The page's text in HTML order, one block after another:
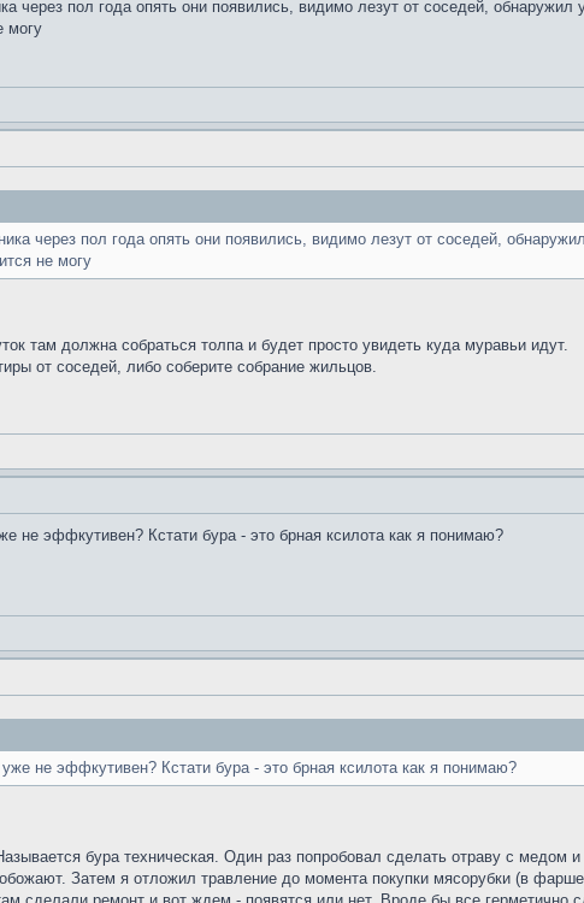
через пол года опять они появились, видимо лезут от соседей, обнаружил
могу
через пол года опять они появились, видимо лезут от соседей,
не могу
там должна собраться толпа и будет просто увидеть куда муравьи идут.
от соседей, либо соберите собрание жильцов.
не эффкутивен? Кстати бура - это брная ксилота как я понимаю?
не эффкутивен? Кстати бура - это брная ксилота как я понимаю?
бура техническая. Один раз попробовал сделать отраву с медом
Затем я отложил травление до момента покупки мясорубки (в